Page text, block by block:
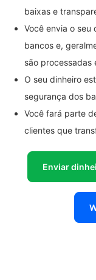
baixas e
Você envia o seu
bancos e,
são processadas
O seu dinheiro
segurança dos
Você fará parte
clientes que
Enviar